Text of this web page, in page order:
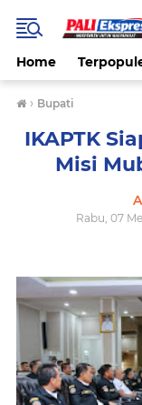
Home
› Bupati
IKAPTK
Misi
Rabu, 07